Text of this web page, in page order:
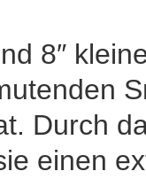
8″
Durch
einen